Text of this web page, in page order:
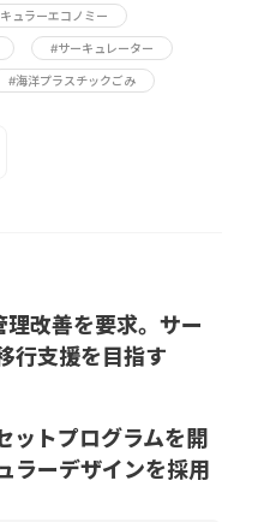
ュラーエコノミー
#サーキュレーター
#海洋プラスチックごみ
改善を要求。サー
行支援を目指す
ットプログラムを開
ラーデザインを採用